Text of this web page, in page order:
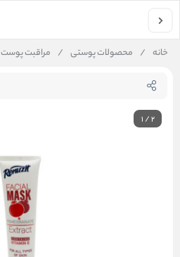
خانه / محصولات پوستی / مراقبت پوست
1/2